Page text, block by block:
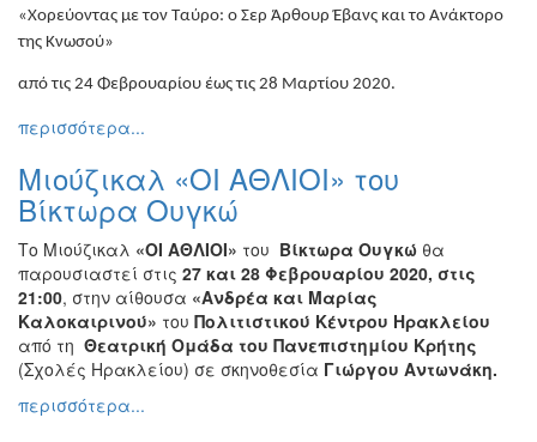
Παζάρι
Ειδών
Συνέδρια
Ημερίδες
Διημερίδες
Σεμινάρια-
Διαλέξεις-
Ομιλίες
Διάφορες
Εκθέσεις
Εκδηλώσεις
για
Παιδιά
«Χορεύοντας με τον Ταύρο: ο Σερ Άρθουρ Έβανς και το Ανάκτορο
της Κνωσού»
από τις 24 Φεβρουαρίου έως τις 28 Μαρτίου 2020.
περισσότερα...
Μιούζικαλ «ΟΙ ΑΘΛΙΟΙ» του
Βίκτωρα Ουγκώ
Το Μιούζικαλ «ΟΙ ΑΘΛΙΟΙ» του Βίκτωρα Ουγκώ θα
παρουσιαστεί στις 27 και 28 Φεβρουαρίου 2020, στις
21:00, στην αίθουσα «Ανδρέα και Μαρίας
Καλοκαιρινού» του Πολιτιστικού Κέντρου Ηρακλείου
από τη Θεατρική Ομάδα του Πανεπιστημίου Κρήτης
(Σχολές Ηρακλείου) σε σκηνοθεσία Γιώργου Αντωνάκη.
περισσότερα...